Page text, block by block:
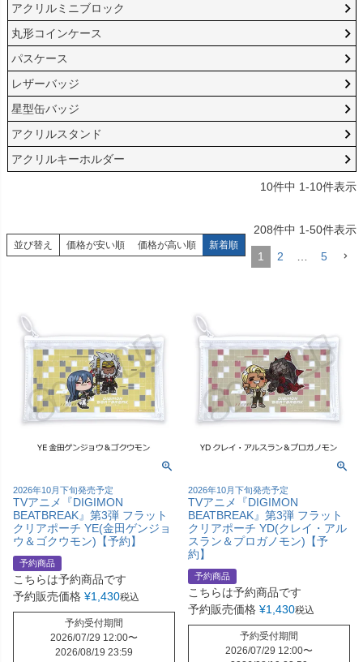
アクリルミニブロック
丸形コインケース
パスケース
レザーバッジ
星型缶バッジ
アクリルスタンド
アクリルキーホルダー
10件中 1-10件表示
並び替え 価格が安い順 価格が高い順 新着順
208件中 1-50件表示
1 2 … 5
2026年10月下旬発売予定
TVアニメ『DIGIMON
BEATBREAK』第3弾 フラット
クリアポーチ YE(金田ゲンジョ
ウ＆ゴクウモン)【予約】
予約商品
こちらは予約商品です
予約販売価格 ¥1,430税込
予約受付期間
2026/07/29 12:00〜
2026/08/19 23:59
2026年10月下旬発売予定
TVアニメ『DIGIMON
BEATBREAK』第3弾 フラット
クリアポーチ YD(クレイ・アル
スラン＆プロガノモン)【予
約】
予約商品
こちらは予約商品です
予約販売価格 ¥1,430税込
予約受付期間
2026/07/29 12:00〜